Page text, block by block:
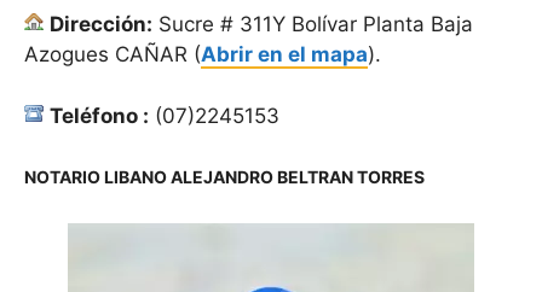
Dirección: Sucre # 311Y Bolívar Planta Baja
Azogues CAÑAR (Abrir en el mapa).
Teléfono : (07)2245153
NOTARIO LIBANO ALEJANDRO BELTRAN TORRES